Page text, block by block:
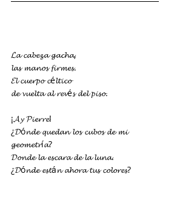
𝓛𝓪 𝓬𝓪𝓫𝓮𝔃𝓪 𝓰𝓪𝓬𝓱𝓪,
𝓵𝓪𝓼 𝓶𝓪𝓷𝓸𝓼 𝓯𝓲𝓻𝓶𝓮𝓼.
𝓔𝓵 𝓬𝓾𝓮𝓻𝓹𝓸 𝓬é𝓵𝓽𝓲𝓬𝓸
𝓭𝓮 𝓿𝓾𝓮𝓵𝓽𝓪 𝓪𝓵 𝓻𝓮𝓿é𝓼 𝓭𝓮𝓵 𝓹𝓲𝓼𝓸.
¡𝓐𝔂 𝓟𝓲𝓮𝓻𝓻𝓮!
¿𝓓ó𝓷𝓭𝓮 𝓺𝓾𝓮𝓭𝓪𝓷 𝓵𝓸𝓼 𝓬𝓾𝓫𝓸𝓼 𝓭𝓮 𝓶𝓲
𝓰𝓮𝓸𝓶𝓮𝓽𝓻í𝓪?
𝓓𝓸𝓷𝓭𝓮 𝓵𝓪 𝓮𝓼𝓬𝓪𝓻𝓪 𝓭𝓮 𝓵𝓪 𝓵𝓾𝓷𝓪.
¿𝓓ó𝓷𝓭𝓮 𝓮𝓼𝓽á𝓷 𝓪𝓱𝓸𝓻𝓪 𝓽𝓾𝓼 𝓬𝓸𝓵𝓸𝓻𝓮𝓼?